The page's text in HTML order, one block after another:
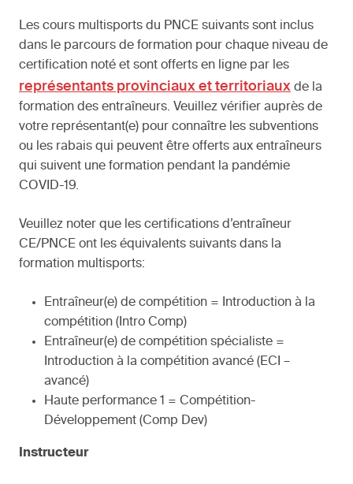
Les cours multisports du PNCE suivants sont inclus
dans le parcours de formation pour chaque niveau de
certification noté et sont offerts en ligne par les
représentants provinciaux et territoriaux de la
formation des entraîneurs. Veuillez vérifier auprès de
votre représentant(e) pour connaître les subventions
ou les rabais qui peuvent être offerts aux entraîneurs
qui suivent une formation pendant la pandémie
COVID-19.
Veuillez noter que les certifications d’entraîneur
CE/PNCE ont les équivalents suivants dans la
formation multisports:
Entraîneur(e) de compétition = Introduction à la
compétition (Intro Comp)
Entraîneur(e) de compétition spécialiste =
Introduction à la compétition avancé (ECI –
avancé)
Haute performance 1 = Compétition-
Développement (Comp Dev)
Instructeur